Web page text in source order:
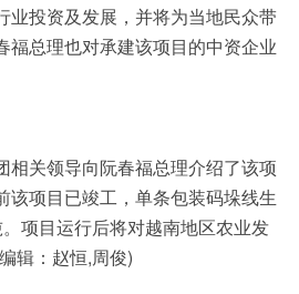
业投资及发展，并将为当地民众带
福总理也对承建该项目的中资企业
关领导向阮春福总理介绍了该项
该项目已竣工，单条包装码垛线生
项目运行后将对越南地区农业发
辑：赵恒,周俊)